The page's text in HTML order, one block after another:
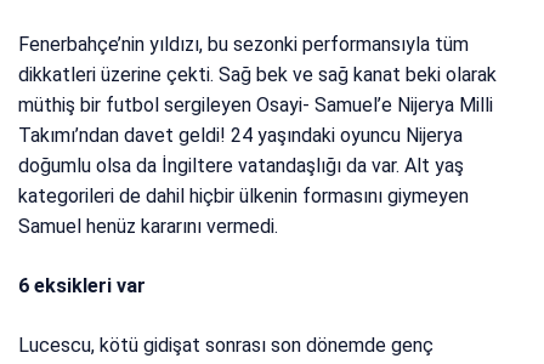
Fenerbahçe’nin yıldızı, bu sezonki performansıyla tüm
dikkatleri üzerine çekti. Sağ bek ve sağ kanat beki olarak
müthiş bir futbol sergileyen Osayi- Samuel’e Nijerya Milli
Takımı’ndan davet geldi! 24 yaşındaki oyuncu Nijerya
doğumlu olsa da İngiltere vatandaşlığı da var. Alt yaş
kategorileri de dahil hiçbir ülkenin formasını giymeyen
Samuel henüz kararını vermedi.
6 eksikleri var
Lucescu, kötü gidişat sonrası son dönemde genç